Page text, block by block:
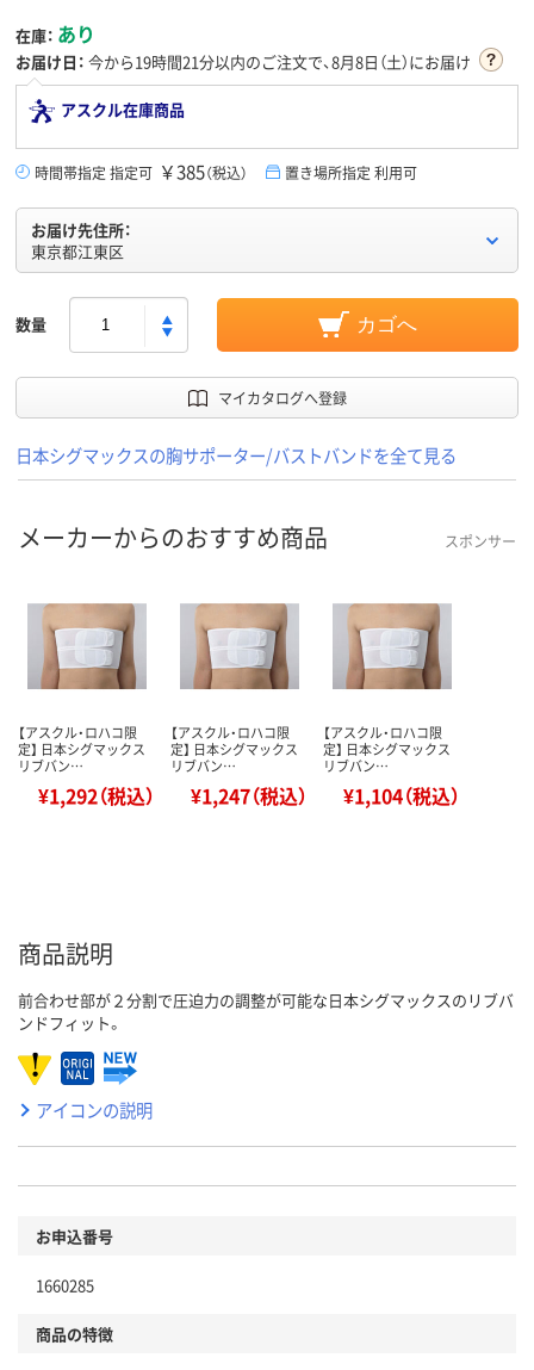
在庫： あり
お届け日： 今から19時間21分以内のご注文で、8月8日（土）にお届け
アスクル在庫商品
時間帯指定 指定可 ￥385（税込） 置き場所指定 利用可
お届け先住所：
東京都江東区
数量 カゴへ
マイカタログへ登録
日本シグマックスの胸サポーター/バストバンドを全て見る
メーカーからのおすすめ商品 スポンサー
【アスクル・ロハコ限
定】 日本シグマックス
リブバン…
¥1,292（税込）
【アスクル・ロハコ限
定】 日本シグマックス
リブバン…
¥1,247（税込）
【アスクル・ロハコ限
定】 日本シグマックス
リブバン…
¥1,104（税込）
商品説明
前合わせ部が２分割で圧迫力の調整が可能な日本シグマックスのリブバ
ンドフィット。
アイコンの説明
お申込番号
1660285
商品の特徴